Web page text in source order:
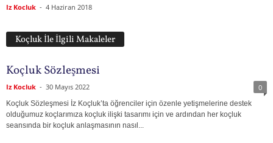
Iz Kocluk - 4 Haziran 2018
Koçluk İle İlgili Makaleler
Koçluk Sözleşmesi
Iz Kocluk - 30 Mayıs 2022 0
Koçluk Sözleşmesi İz Koçluk’ta öğrenciler için özenle yetişmelerine destek
olduğumuz koçlarımıza koçluk ilişki tasarımı için ve ardından her koçluk
seansında bir koçluk anlaşmasının nasıl...